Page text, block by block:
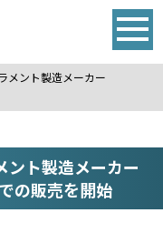
メント製造メーカー
ント製造メーカー
の販売を開始